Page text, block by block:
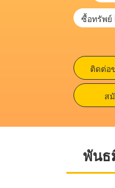
ติดต่อ
ส
พันธ